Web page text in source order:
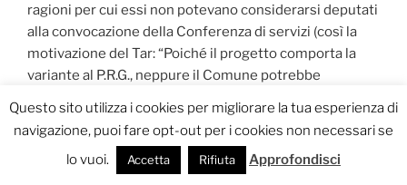
ragioni per cui essi non potevano considerarsi deputati
alla convocazione della Conferenza di servizi (così la
motivazione del Tar: “Poiché il progetto comporta la
variante al P.R.G., neppure il Comune potrebbe
percorrere la via ordinaria.
Infine, non è configurabile il silenzio inadempimento
Questo sito utilizza i cookies per migliorare la tua esperienza di
navigazione, puoi fare opt-out per i cookies non necessari se
lo vuoi.
Accetta Rifiuta Approfondisci